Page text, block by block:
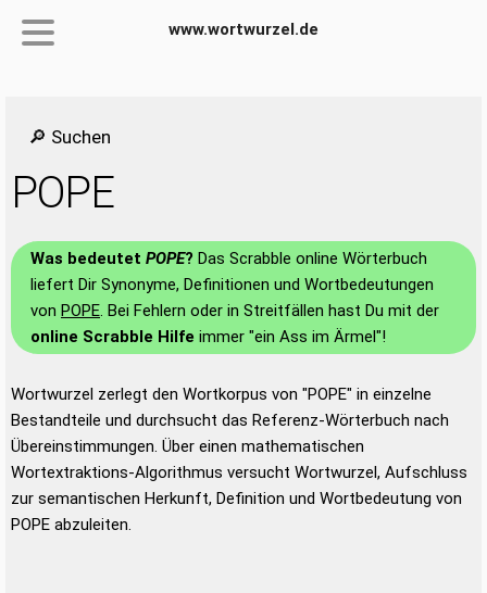
www.wortwurzel.de
🔎 Suchen
POPE
Was bedeutet POPE? Das Scrabble online Wörterbuch
liefert Dir Synonyme, Definitionen und Wortbedeutungen
von POPE. Bei Fehlern oder in Streitfällen hast Du mit der
online Scrabble Hilfe immer "ein Ass im Ärmel"!
Wortwurzel zerlegt den Wortkorpus von "POPE" in einzelne
Bestandteile und durchsucht das Referenz-Wörterbuch nach
Übereinstimmungen. Über einen mathematischen
Wortextraktions-Algorithmus versucht Wortwurzel, Aufschluss
zur semantischen Herkunft, Definition und Wortbedeutung von
POPE abzuleiten.